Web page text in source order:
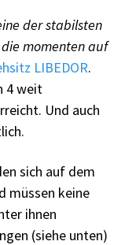
der stabilsten
momenten auf
LIBEDOR.
4 weit
Und auch
sich auf dem
müssen keine
ihnen
(siehe unten)